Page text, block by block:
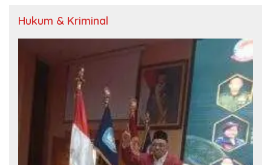
Hukum & Kriminal